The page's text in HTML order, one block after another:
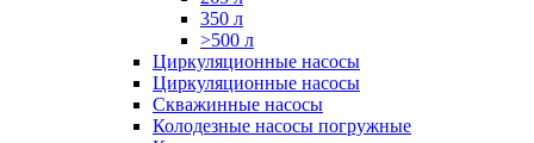
350 л
>500 л
Циркуляционные насосы
Циркуляционные насосы
Скважинные насосы
Колодезные насосы погружные